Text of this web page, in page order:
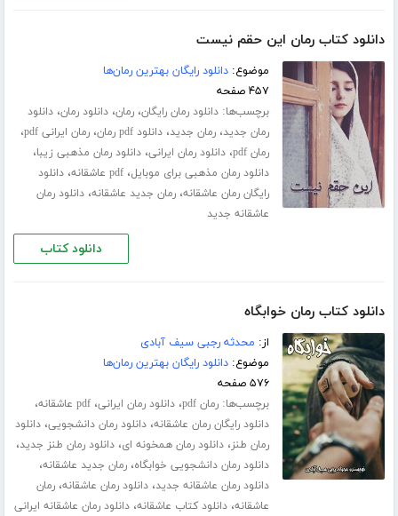
دانلود کتاب رمان این حقم نیست
موضوع:دانلود رایگان بهترین رمان‌ها
۴۵۷ صفحه
برچسب‌ها:دانلود رمان رایگان،رمان،دانلود رمان،دانلود
رمان جدید،رمان جدید،دانلود pdf رمان ،رمان ایرانی pdf ،
رمان pdf ،دانلود رمان ایرانی،دانلود رمان مذهبی زیبا،
دانلود رمان مذهبی برای موبایل،pdf عاشقانه ،دانلود
رایگان رمان عاشقانه،رمان جدید عاشقانه،دانلود رمان
عاشقانه جدید
دانلود کتاب
دانلود کتاب رمان خوابگاه
از: محدثه رجبی سیف آبادی
موضوع:دانلود رایگان بهترین رمان‌ها
۵۷۶ صفحه
برچسب‌ها:رمان pdf ،دانلود رمان ایرانی،pdf عاشقانه ،
دانلود رایگان رمان عاشقانه،دانلود رمان دانشجویی،دانلود
رمان طنز،دانلود رمان همخونه ای،دانلود رمان طنز جدید،
دانلود رمان دانشجویی خوابگاه،رمان جدید عاشقانه،
دانلود رمان عاشقانه جدید،دانلود رمان عاشقانه،رمان
عاشقانه،دانلود کتاب عاشقانه،دانلود رمان عاشقانه ایرانی